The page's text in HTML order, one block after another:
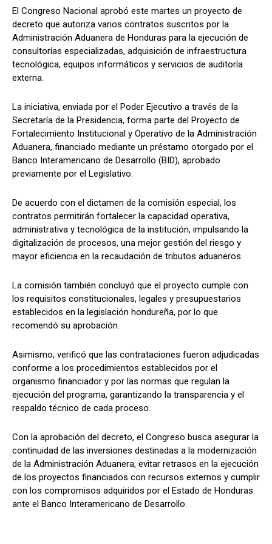
Comparta
Facebook X WhatsApp
Síganos
Comparta
Facebook X WhatsApp
Síganos
El Congreso Nacional aprobó este martes un proyecto de
decreto que autoriza varios contratos suscritos por la
Administración Aduanera de Honduras para la ejecución de
consultorías especializadas, adquisición de infraestructura
tecnológica, equipos informáticos y servicios de auditoría
externa.
La iniciativa, enviada por el Poder Ejecutivo a través de la
Secretaría de la Presidencia, forma parte del Proyecto de
Fortalecimiento Institucional y Operativo de la Administración
Aduanera, financiado mediante un préstamo otorgado por el
Banco Interamericano de Desarrollo (BID), aprobado
previamente por el Legislativo.
De acuerdo con el dictamen de la comisión especial, los
contratos permitirán fortalecer la capacidad operativa,
administrativa y tecnológica de la institución, impulsando la
digitalización de procesos, una mejor gestión del riesgo y
mayor eficiencia en la recaudación de tributos aduaneros.
La comisión también concluyó que el proyecto cumple con
los requisitos constitucionales, legales y presupuestarios
establecidos en la legislación hondureña, por lo que
recomendó su aprobación.
Asimismo, verificó que las contrataciones fueron adjudicadas
conforme a los procedimientos establecidos por el
organismo financiador y por las normas que regulan la
ejecución del programa, garantizando la transparencia y el
respaldo técnico de cada proceso.
Con la aprobación del decreto, el Congreso busca asegurar la
continuidad de las inversiones destinadas a la modernización
de la Administración Aduanera, evitar retrasos en la ejecución
de los proyectos financiados con recursos externos y cumplir
con los compromisos adquiridos por el Estado de Honduras
ante el Banco Interamericano de Desarrollo.